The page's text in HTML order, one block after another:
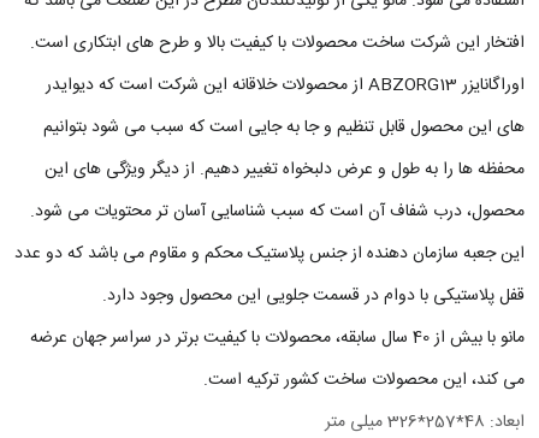
افتخار این شرکت ساخت محصولات با کیفیت بالا و طرح های ابتکاری است.
اوراگانایزر ABZORG13 از محصولات خلاقانه این شرکت است که دیوایدر
های این محصول قابل تنظیم و جا به جایی است که سبب می شود بتوانیم
محفظه ها را به طول و عرض دلبخواه تغییر دهیم. از دیگر ویژگی های این
محصول، درب شفاف آن است که سبب شناسایی آسان تر محتویات می شود.
این جعبه سازمان دهنده از جنس پلاستیک محکم و مقاوم می باشد که دو عدد
قفل پلاستیکی با دوام در قسمت جلویی این محصول وجود دارد.
مانو با بیش از 40 سال سابقه، محصولات با کیفیت برتر در سراسر جهان عرضه
می کند، این محصولات ساخت کشور ترکیه است.
ابعاد: 48*257*326 میلی متر